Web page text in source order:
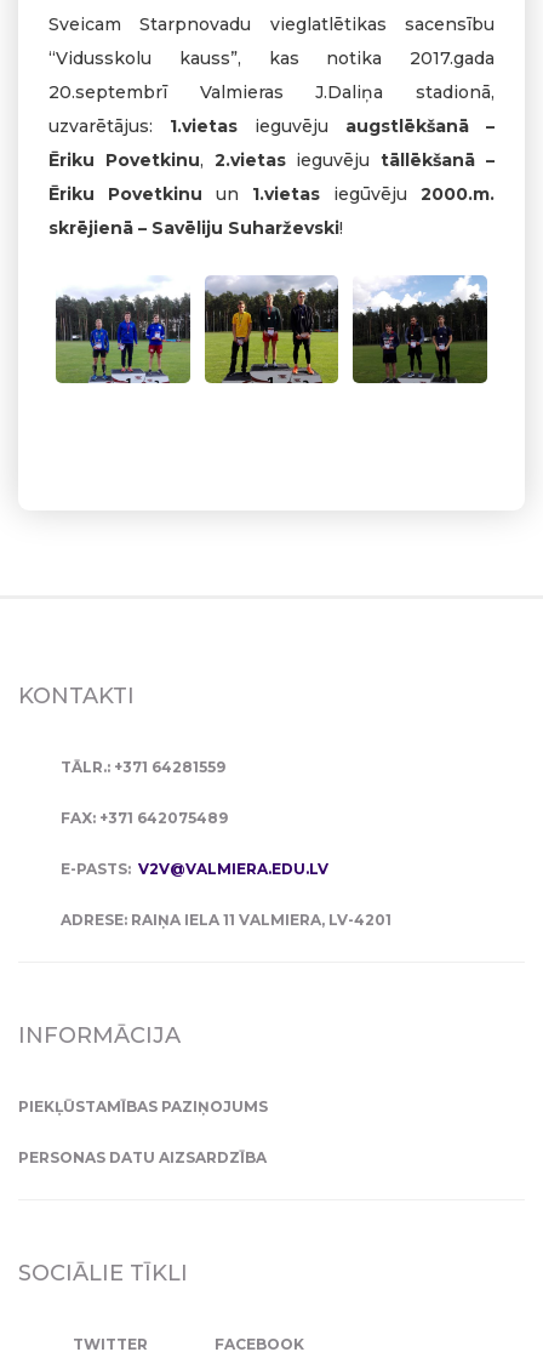
Sveicam Starpnovadu vieglatlētikas sacensību
“Vidusskolu kauss”, kas notika 2017.gada
20.septembrī Valmieras J.Daliņa stadionā,
uzvarētājus: 1.vietas ieguvēju augstlēkšanā –
Ēriku Povetkinu, 2.vietasieguvējutāllēkšanā –
Ēriku Povetkinu un 1.vietas iegūvēju 2000.m.
skrējienā – Savēliju Suharževski!
KONTAKTI
TĀLR.: +371 64281559
FAX: +371 642075489
E-PASTS: V2V@VALMIERA.EDU.LV
ADRESE: RAIŅA IELA 11 VALMIERA, LV-4201
INFORMĀCIJA
PIEKĻŪSTAMĪBAS PAZIŅOJUMS
PERSONAS DATU AIZSARDZĪBA
SOCIĀLIE TĪKLI
TWITTER FACEBOOK